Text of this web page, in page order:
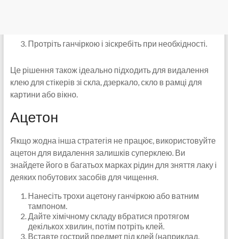
Протріть ганчіркою і зіскребіть при необхідності.
Це рішення також ідеально підходить для видалення
клею для стікерів зі скла, дзеркало, скло в рамці для
картини або вікно.
Ацетон
Якщо жодна інша стратегія не працює, використовуйте
ацетон для видалення залишків суперклею. Ви
знайдете його в багатьох марках рідин для зняття лаку і
деяких побутових засобів для чищення.
Нанесіть трохи ацетону ганчіркою або ватним
тампоном.
Дайте хімічному складу вбратися протягом
декількох хвилин, потім потріть клей.
Вставте гострий предмет під клей (наприклад,